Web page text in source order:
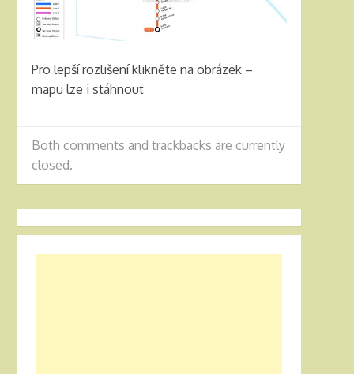
Pro lepší rozlišení klikněte na obrázek –
mapu lze i stáhnout
Both comments and trackbacks are currently
closed.